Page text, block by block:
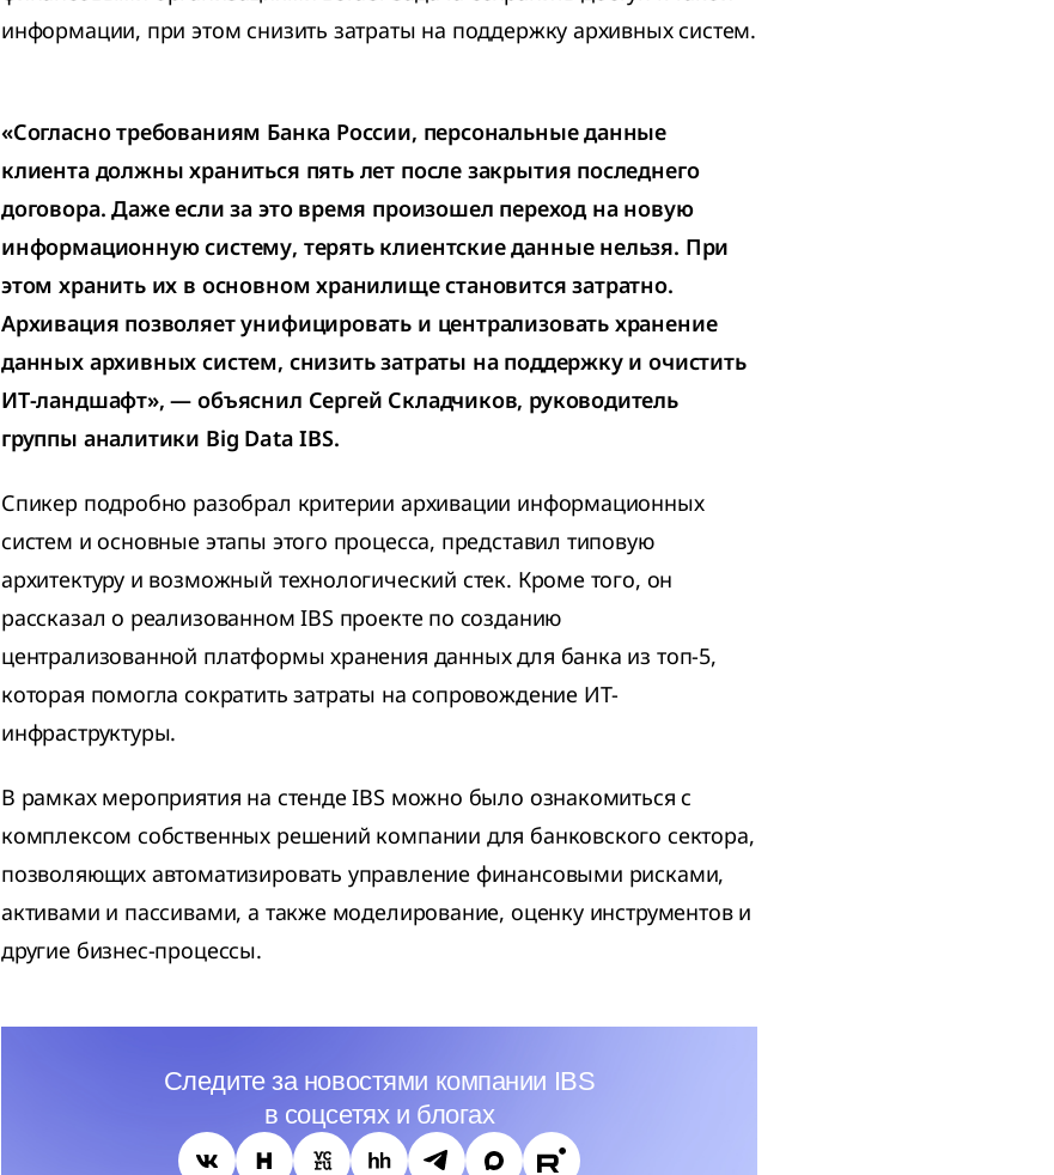
информации, при этом снизить затраты на поддержку архивных систем.
«Согласно требованиям Банка России, персональные данные
клиента должны храниться пять лет после закрытия последнего
договора. Даже если за это время произошел переход на новую
информационную систему, терять клиентские данные нельзя. При
этом хранить их в основном хранилище становится затратно.
Архивация позволяет унифицировать и централизовать хранение
данных архивных систем, снизить затраты на поддержку и очистить
ИТ-ландшафт», — объяснил Сергей Складчиков, руководитель
группы аналитики Big Data IBS.
Спикер подробно разобрал критерии архивации информационных
систем и основные этапы этого процесса, представил типовую
архитектуру и возможный технологический стек. Кроме того, он
рассказал о реализованном IBS проекте по созданию
централизованной платформы хранения данных для банка из топ-5,
которая помогла сократить затраты на сопровождение ИТ-
инфраструктуры.
В рамках мероприятия на стенде IBS можно было ознакомиться с
комплексом собственных решений компании для банковского сектора,
позволяющих автоматизировать управление финансовыми рисками,
активами и пассивами, а также моделирование, оценку инструментов и
другие бизнес-процессы.
Следите за новостями компании IBS
в соцсетях и блогах